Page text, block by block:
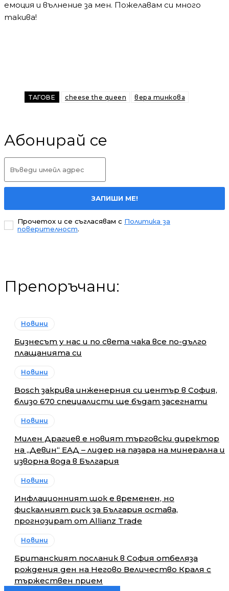
емоция и вълнение за мен. Пожелавам си много
такива!
ТАГОВЕ cheese the queen вера тинкова
Абонирай се
ЗАПИШИ МЕ!
Прочетох и се съгласявам с Политика за
поверителност.
Препоръчани:
Новини
Бизнесът у нас и по света чака все по-дълго
плащанията си
Новини
Bosch закрива инженерния си център в София,
близо 670 специалисти ще бъдат засегнати
Новини
Милен Драгиев е новият търговски директор
на „Девин“ ЕАД – лидер на пазара на минерална и
изворна вода в България
Новини
Инфлационният шок е временен, но
фискалният риск за България остава,
прогнозират от Allianz Trade
Новини
Британският посланик в София отбеляза
рождения ден на Негово Величество Краля с
тържествен прием